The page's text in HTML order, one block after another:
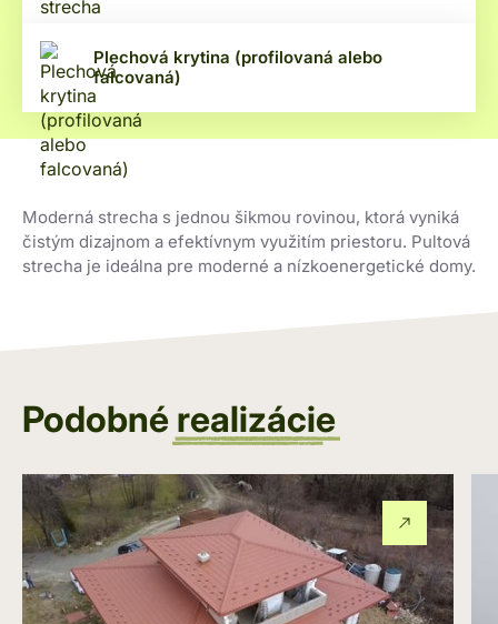
Moderná strecha s jednou šikmou rovinou, ktorá vyniká
čistým dizajnom a efektívnym využitím priestoru. Pultová
strecha je ideálna pre moderné a nízkoenergetické domy.
Plechová krytina (profilovaná alebo
falcovaná)
Podobné realizácie